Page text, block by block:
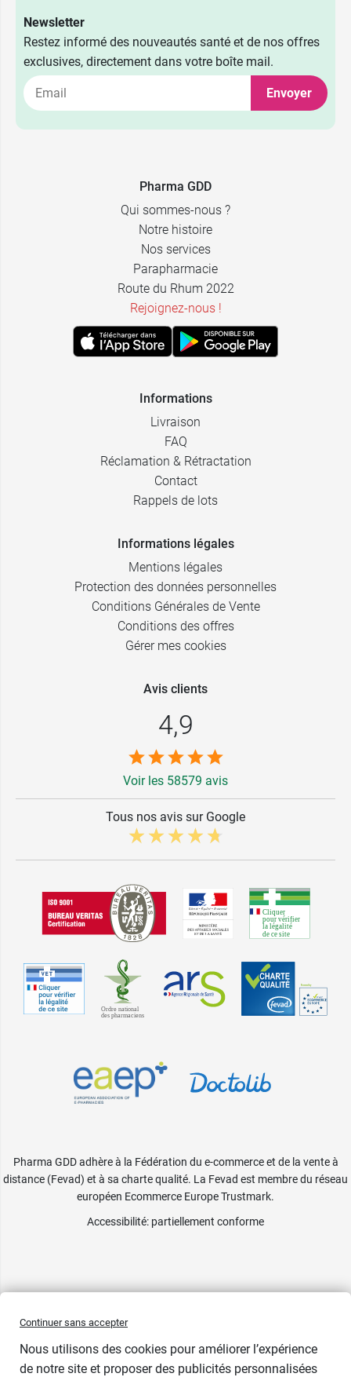
Zentiva 1,49 €
Eg Labo 1,49 €
Newsletter
Restez informé des nouveautés santé et de nos offres
exclusives, directement dans votre boîte mail.
Envoyer
Pharma GDD
Qui sommes-nous ?
Notre histoire
Nos services
Parapharmacie
Route du Rhum 2022
Rejoignez-nous !
Informations
Livraison
FAQ
Réclamation & Rétractation
Contact
Rappels de lots
Informations légales
Mentions légales
Protection des données personnelles
Conditions Générales de Vente
Conditions des offres
Gérer mes cookies
Avis clients
4,9
Voir les 58579 avis
Tous nos avis sur Google
Pharma GDD adhère à la Fédération du e-commerce et de la vente à
distance (Fevad) et à sa charte qualité. La Fevad est membre du réseau
européen Ecommerce Europe Trustmark.
Accessibilité: partiellement conforme
Continuer sans accepter
Nous utilisons des cookies pour améliorer l’expérience
de notre site et proposer des publicités personnalisées